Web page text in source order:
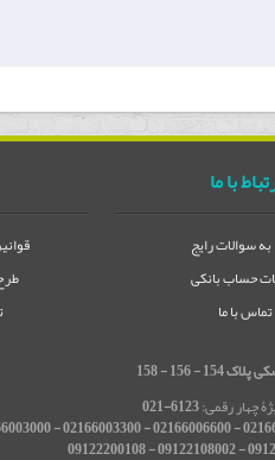
با ما
سوالات رایج
حساب بانکی
تماس با ما
چهار رقمی:6123-021